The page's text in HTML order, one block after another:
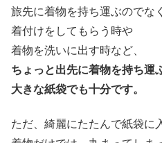
旅先に着物を持ち運ぶのでな
着付けをしてもらう時や
着物を洗いに出す時など、
ちょっと出先に着物を持ち運
大きな紙袋でも十分です。
ただ、綺麗にたたんで紙袋に